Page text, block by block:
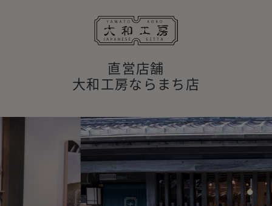
直営店舗
大和工房ならまち店